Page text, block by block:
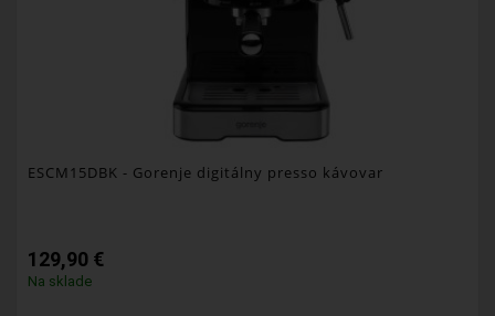
ESCM15DBK - Gorenje digitálny presso kávovar
129,90 €
Na sklade